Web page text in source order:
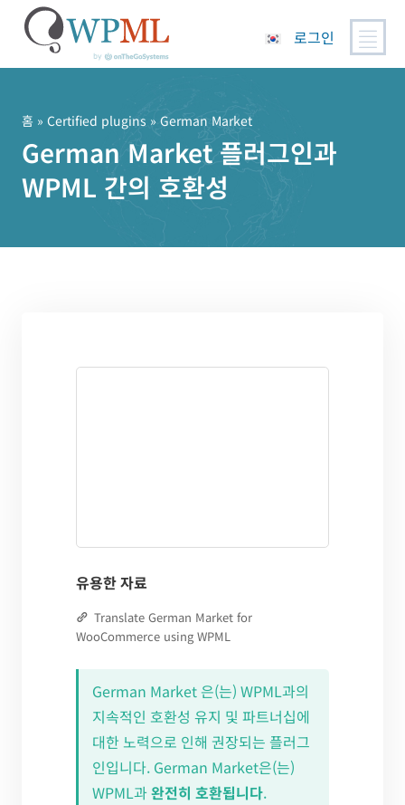
로그인
홈 » Certified plugins » German Market
German Market 플러그인과
WPML 간의 호환성
유용한 자료
Translate German Market for
WooCommerce using WPML
German Market 은(는) WPML과의
지속적인 호환성 유지 및 파트너십에
대한 노력으로 인해 권장되는 플러그
인입니다. German Market은(는)
WPML과완전히 호환됩니다.